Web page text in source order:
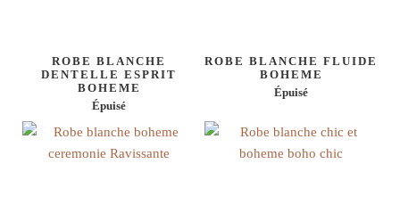
ROBE BLANCHE
DENTELLE ESPRIT
BOHEME
Épuisé
ROBE BLANCHE FLUIDE
BOHEME
Épuisé